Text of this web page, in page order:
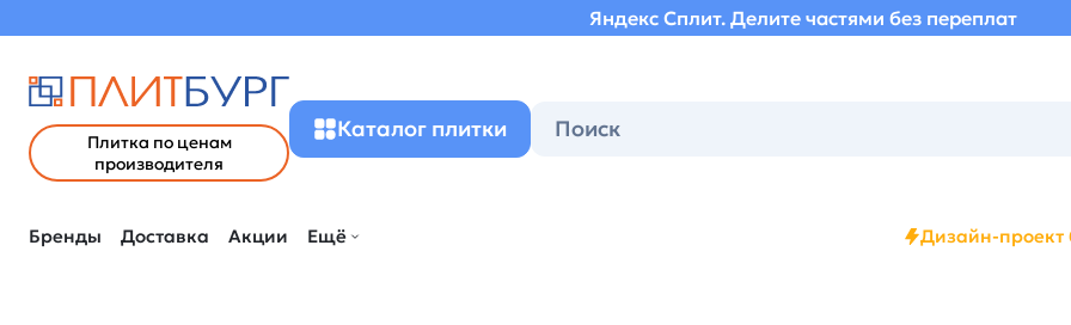
Яндекс Сплит. Делите частями без переплат
Плитка по ценам
производителя
Каталог плитки
Бренды Доставка Акции Ещё Дизайн-проект